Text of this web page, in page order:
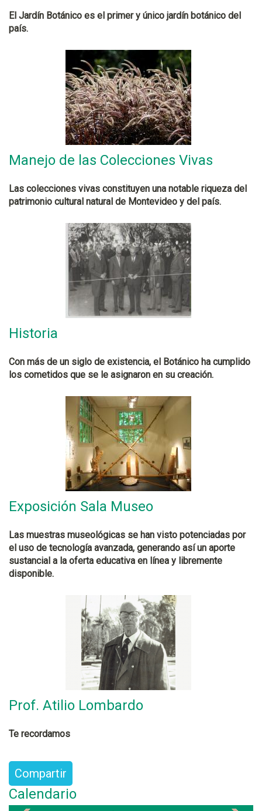
El Jardín Botánico es el primer y único jardín botánico del
país.
Manejo de las Colecciones Vivas
Las colecciones vivas constituyen una notable riqueza del
patrimonio cultural natural de Montevideo y del país.
Historia
Con más de un siglo de existencia, el Botánico ha cumplido
los cometidos que se le asignaron en su creación.
Exposición Sala Museo
Las muestras museológicas se han visto potenciadas por
el uso de tecnología avanzada, generando así un aporte
sustancial a la oferta educativa en línea y libremente
disponible.
Prof. Atilio Lombardo
Te recordamos
Compartir
Calendario